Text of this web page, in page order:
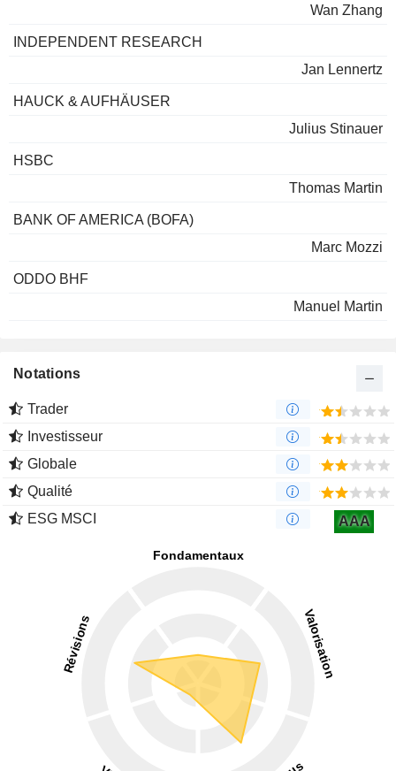
Wan Zhang
INDEPENDENT RESEARCH
Jan Lennertz
HAUCK & AUFHÄUSER
Julius Stinauer
HSBC
Thomas Martin
BANK OF AMERICA (BOFA)
Marc Mozzi
ODDO BHF
Manuel Martin
Notations
Trader
Investisseur
Globale
Qualité
ESG MSCI
AAA